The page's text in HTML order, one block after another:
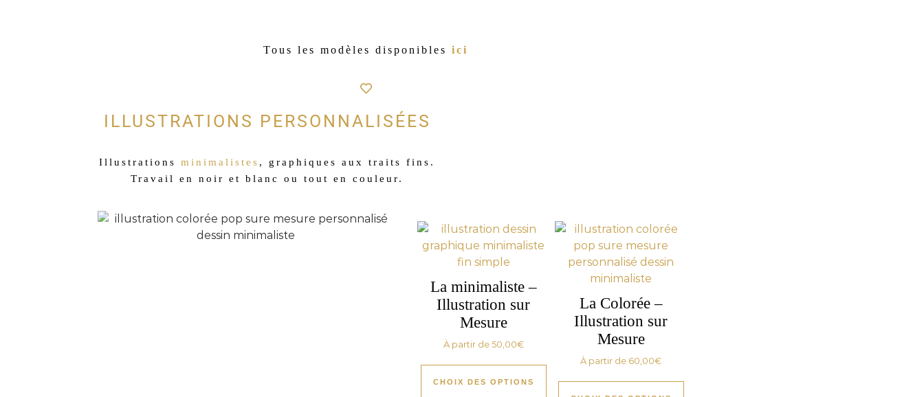
Tous les modèles disponibles ici
ILLUSTRATIONS PERSONNALISÉES
Illustrations minimalistes , graphiques aux traits fins.
Travail en noir et blanc ou tout en couleur.
La minimaliste –
Illustration sur
Mesure
À partir de50,00€
CHOIX DES OPTIONS
La Colorée –
Illustration sur
Mesure
À partir de 60,00€